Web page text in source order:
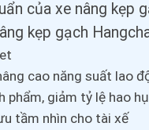
của xe nâng kẹp
kẹp gạch
cao năng suất lao
phẩm, giảm tỷ lệ hao
tầm nhìn cho tài xế